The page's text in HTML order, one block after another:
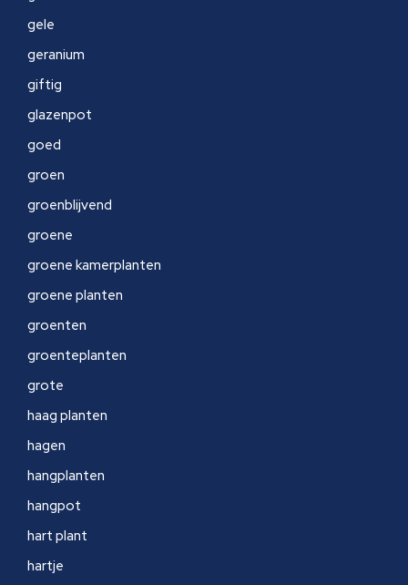
gele
geranium
giftig
glazenpot
goed
groen
groenblijvend
groene
groene kamerplanten
groene planten
groenten
groenteplanten
grote
haag planten
hagen
hangplanten
hangpot
hart plant
hartje